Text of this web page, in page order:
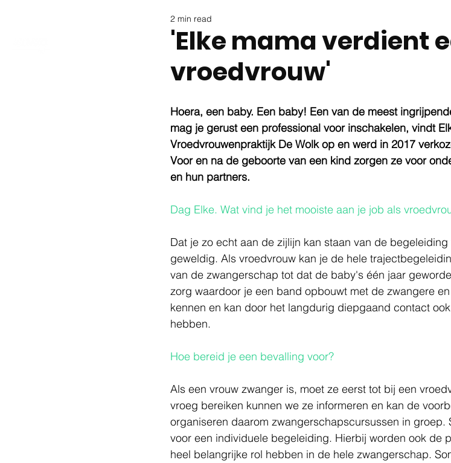
'Elke mama verdient
vroedvrouw'
2 min read
Hoera, een baby. Een baby! Een van de meest
mag je gerust een professional voor inschakelen, vindt
Vroedvrouwenpraktijk De Wolk op en werd in 2017
Voor en na de geboorte van een kind zorgen ze voor
en hun partners.
Dag Elke. Wat vind je het mooiste aan je job als
Dat je zo echt aan de zijlijn kan staan van de
geweldig. Als vroedvrouw kan je de hele
van de zwangerschap tot dat de baby's één jaar
zorg waardoor je een band opbouwt met de zwangere
kennen en kan door het langdurig diepgaand contact
hebben.
Hoe bereid je een bevalling voor?
Als een vrouw zwanger is, moet ze eerst tot bij een
vroeg bereiken kunnen we ze informeren en kan de
organiseren daarom zwangerschapscursussen in groep.
voor een individuele begeleiding. Hierbij worden ook de
heel belangrijke rol hebben in de hele zwangerschap.